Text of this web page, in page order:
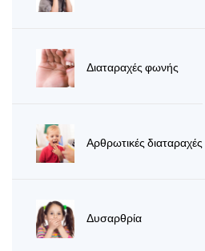
Διαταραχές φωνής
Αρθρωτικές διαταραχές
Δυσαρθρία